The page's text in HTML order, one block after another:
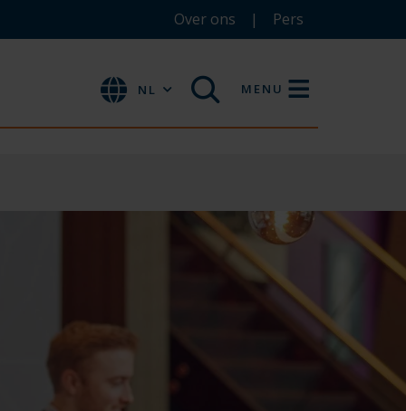
Over ons Pers
NL MENU